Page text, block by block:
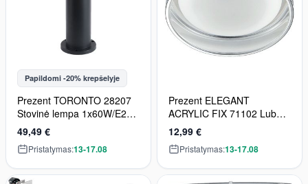
Papildomi -20% krepšelyje
Prezent TORONTO 28207
Stovinė lempa 1x60W/E27
IP44
49,49 €
Pristatymas:13-17.08
Prezent ELEGANT
ACRYLIC FIX 71102 Lubų
šviestuvas 1x5W/LED
600lm IP20
12,99 €
Pristatymas:13-17.08